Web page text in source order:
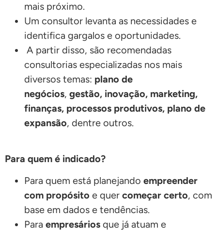
mais próximo.
Um consultor levanta as necessidades e
identifica gargalos e oportunidades.
A partir disso, são recomendadas
consultorias especializadas nos mais
diversos temas: plano de
negócios, gestão, inovação, marketing,
finanças, processos produtivos, plano de
expansão, dentre outros.
Para quem é indicado?
Para quem está planejando empreender
com propósito e quer começar certo, com
base em dados e tendências.
Para empresários que já atuam e